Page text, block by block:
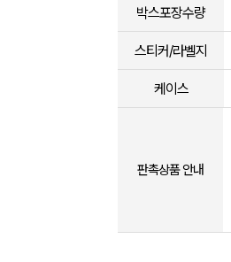
박스포장수량
스티커/라벨지
케이스
판촉상품 안내